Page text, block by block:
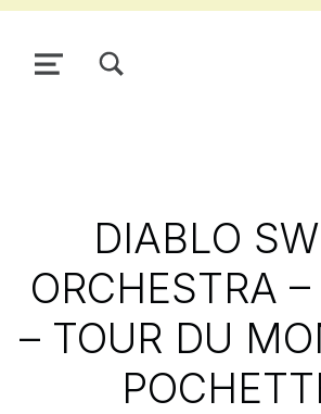
MENU
DIABLO
ORCHESTRA
– TOUR DU